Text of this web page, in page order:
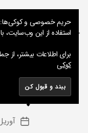
جستجو
نوشته
دسته‌ها
حرفهای
تاریخآوریل 4,
حریم خصوصی و کوکی‌ها:
استفاده از این وب‌سایت،
برای اطلاعات بیشتر، از
کوکی